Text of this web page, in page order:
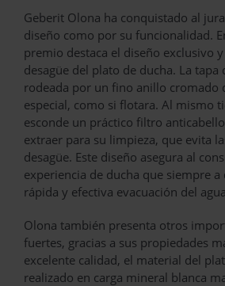
Geberit Olona ha conquistado al
diseño como por su funcionalidad.
premio destaca el diseño exclusivo
desagüe del plato de ducha. La tapa
rodeada por un fino anillo cromado
especial, como si flotara. Al mismo
esconde un práctico filtro
extraer para su limpieza, que evita
desagüe. Este diseño asegura al
experiencia de ducha que siempre a
rápida y efectiva evacuación del
Olona también presenta otros
fuertes, gracias a sus propiedades
excelente calidad, el material del
realizado en carga mineral blanca